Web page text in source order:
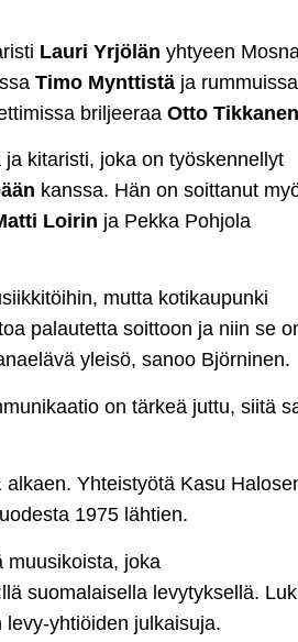
Lauri Yrjölän yhtyeen
Timo Mynttistä ja rummuissa
briljeeraa Otto Tikkanen
kitaristi, joka on työskennellyt
kanssa. Hän on soittanut
Loirin ja Pekka Pohjola
mutta kotikaupunki
palautetta soittoon ja niin se
yleisö, sanoo Björninen.
on tärkeä juttu, siitä
Yhteistyötä Kasu
1975 lähtien.
muusikoista, joka
suomalaisella levytyksellä.
yhtiöiden julkaisuja.